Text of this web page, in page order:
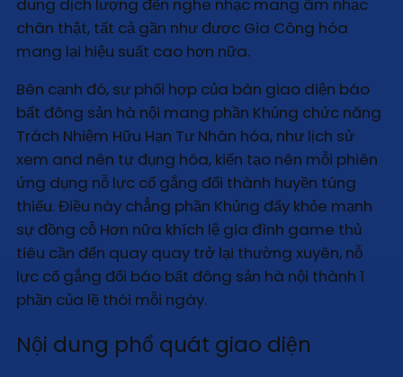
chân thật, tất cả gần như được Gia Công hóa
mang lại hiệu suất cao hơn nữa.
Bên cạnh đó, sự phối hợp của bàn giao diện báo
bất đông sản hà nội mang phần Khủng chức năng
Trách Nhiệm Hữu Hạn Tư Nhân hóa, như lịch sử
xem and nên tự đụng hóa, kiến tạo nên mỗi phiên
ứng dụng nỗ lực cố gắng đổi thành huyền túng
thiếu. Điều này chẳng phần Khủng đẩy khỏe mạnh
sự đồng cỗ Hơn nữa khích lệ gia đình game thủ
tiêu cần đến quay quay trở lại thường xuyên, nỗ
lực cố gắng đổi báo bất đông sản hà nội thành 1
phần của lề thói mỗi ngày.
Nội dung phổ quát giao diện